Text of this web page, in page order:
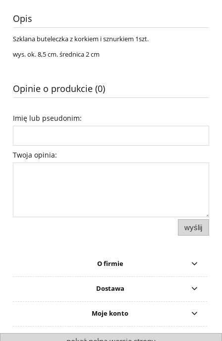
Opis
Szklana buteleczka z korkiem i sznurkiem 1szt.
wys. ok. 8,5 cm. średnica 2 cm
Opinie o produkcie (0)
Imię lub pseudonim:
Twoja opinia:
wyślij
O firmie
Dostawa
Moje konto